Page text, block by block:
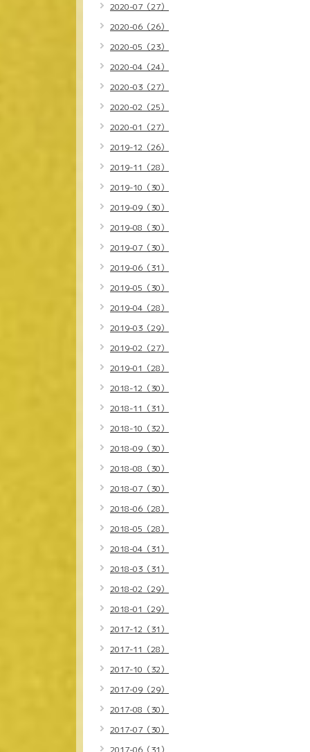
2020-07（27）
2020-06（26）
2020-05（23）
2020-04（24）
2020-03（27）
2020-02（25）
2020-01（27）
2019-12（26）
2019-11（28）
2019-10（30）
2019-09（30）
2019-08（30）
2019-07（30）
2019-06（31）
2019-05（30）
2019-04（28）
2019-03（29）
2019-02（27）
2019-01（28）
2018-12（30）
2018-11（31）
2018-10（32）
2018-09（30）
2018-08（30）
2018-07（30）
2018-06（28）
2018-05（28）
2018-04（31）
2018-03（31）
2018-02（29）
2018-01（29）
2017-12（31）
2017-11（28）
2017-10（32）
2017-09（29）
2017-08（30）
2017-07（30）
2017-06（31）